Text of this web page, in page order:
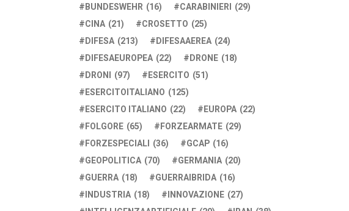
BUNDESWEHR (16) CARABINIERI (29)
CINA (21) CROSETTO (25)
DIFESA (213) DIFESAAEREA (24)
DIFESAEUROPEA (22) DRONE (18)
DRONI (97) ESERCITO (51)
ESERCITOITALIANO (125)
ESERCITO ITALIANO (22) EUROPA (22)
FOLGORE (65) FORZEARMATE (29)
FORZESPECIALI (36) GCAP (16)
GEOPOLITICA (70) GERMANIA (20)
GUERRA (18) GUERRAIBRIDA (16)
INDUSTRIA (18) INNOVAZIONE (27)